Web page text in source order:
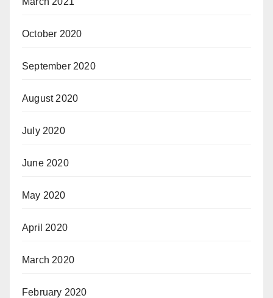
October 2020
September 2020
August 2020
July 2020
June 2020
May 2020
April 2020
March 2020
February 2020